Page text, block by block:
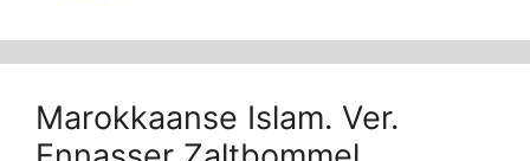
Marokkaanse Islam. Ver.